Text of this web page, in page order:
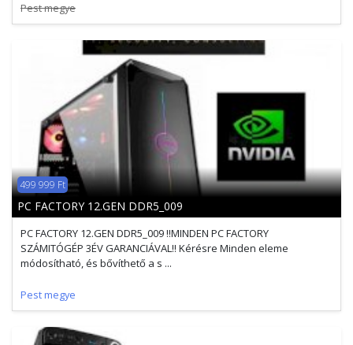
Pest megye
499 999 Ft
PC FACTORY 12.GEN DDR5_009
PC FACTORY 12.GEN DDR5_009 !!MINDEN PC FACTORY
SZÁMITÓGÉP 3ÉV GARANCIÁVAL!! Kérésre Minden eleme
módosítható, és bővíthető a s ...
Pest megye